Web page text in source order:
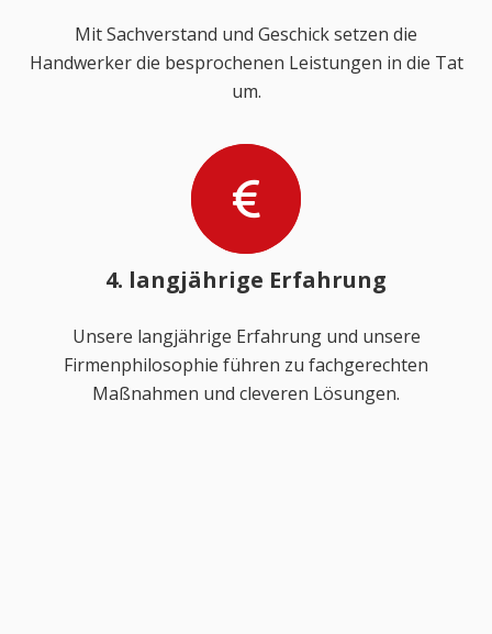
Mit Sachverstand und Geschick setzen die
Handwerker die besprochenen Leistungen in die Tat
um.
4. langjährige Erfahrung
Unsere langjährige Erfahrung und unsere
Firmenphilosophie führen zu fachgerechten
Maßnahmen und cleveren Lösungen.